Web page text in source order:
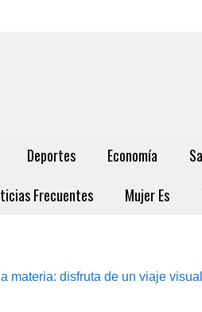
Deportes Economía
Frecuentes Mujer Es